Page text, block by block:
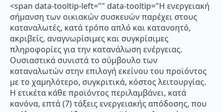
<span data-tooltip-left="" data-tooltip="Η ενεργειακή
σήμανση των οικιακών συσκευών παρέχει στους
καταναλωτές, κατά τρόπο απλό και κατανοητό,
ακριβείς, αναγνωρίσιμες και συγκρίσιμες
πληροφορίες για την κατανάλωση ενέργειας.
Ουσιαστικά συνιστά το σύμβουλο των
καταναλωτών στην επιλογή εκείνου του προϊόντος
με το χαμηλότερο, συγκριτικά, κόστος λειτουργίας.
Η ετικέτα κάθε προϊόντος περιλαμβάνει, κατά
κανόνα, επτά (7) τάξεις ενεργειακής απόδοσης, που